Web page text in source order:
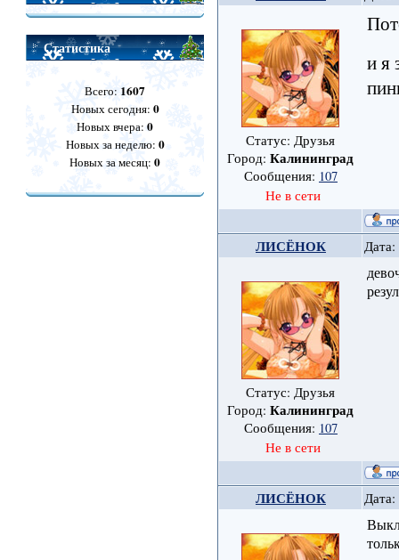
Статистика
Всего: 1607
Новых сегодня: 0
Новых вчера:0
Новых за неделю: 0
Новых за месяц:0
Статус: Друзья
Город:Калининград
Сообщения: 107
Не в сети
и я
ЛИСЁНОК
Статус: Друзья
Город:Калининград
Сообщения: 107
Не в сети
ЛИСЁНОК